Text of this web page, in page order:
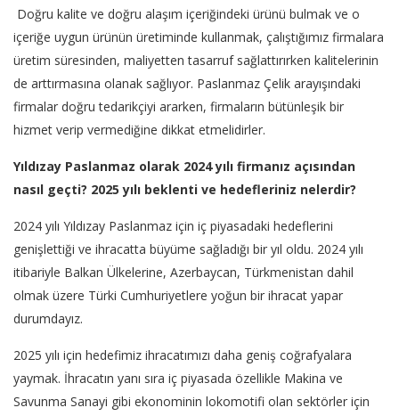
Doğru kalite ve doğru alaşım içeriğindeki ürünü bulmak ve o
içeriğe uygun ürünün üretiminde kullanmak, çalıştığımız firmalara
üretim süresinden, maliyetten tasarruf sağlattırırken kalitelerinin
de arttırmasına olanak sağlıyor. Paslanmaz Çelik arayışındaki
firmalar doğru tedarikçiyi ararken, firmaların bütünleşik bir
hizmet verip vermediğine dikkat etmelidirler.
Yıldızay Paslanmaz olarak 2024 yılı firmanız açısından
nasıl geçti? 2025 yılı beklenti ve hedefleriniz nelerdir?
2024 yılı Yıldızay Paslanmaz için iç piyasadaki hedeflerini
genişlettiği ve ihracatta büyüme sağladığı bir yıl oldu. 2024 yılı
itibariyle Balkan Ülkelerine, Azerbaycan, Türkmenistan dahil
olmak üzere Türki Cumhuriyetlere yoğun bir ihracat yapar
durumdayız.
2025 yılı için hedefimiz ihracatımızı daha geniş coğrafyalara
yaymak. İhracatın yanı sıra iç piyasada özellikle Makina ve
Savunma Sanayi gibi ekonominin lokomotifi olan sektörler için